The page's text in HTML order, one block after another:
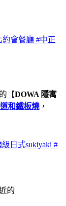
會餐廳 #中正
【DOWA 隱寓
和鐵板燒 ，
日式sukiyaki #
的